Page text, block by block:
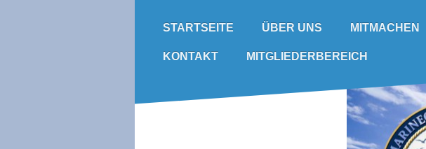
STARTSEITE ÜBER UNS MITMACHEN
KONTAKT MITGLIEDERBEREICH